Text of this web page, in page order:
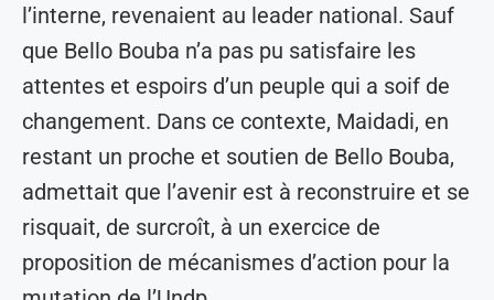
l’interne, revenaient au leader national. Sauf
que Bello Bouba n’a pas pu satisfaire les
attentes et espoirs d’un peuple qui a soif de
changement. Dans ce contexte, Maidadi, en
restant un proche et soutien de Bello Bouba,
admettait que l’avenir est à reconstruire et se
risquait, de surcroît, à un exercice de
proposition de mécanismes d’action pour la